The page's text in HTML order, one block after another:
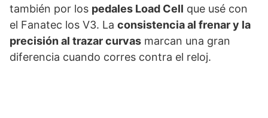
también por los pedales Load Cell que usé con
el Fanatec los V3. La consistencia al frenar y la
precisión al trazar curvas marcan una gran
diferencia cuando corres contra el reloj.